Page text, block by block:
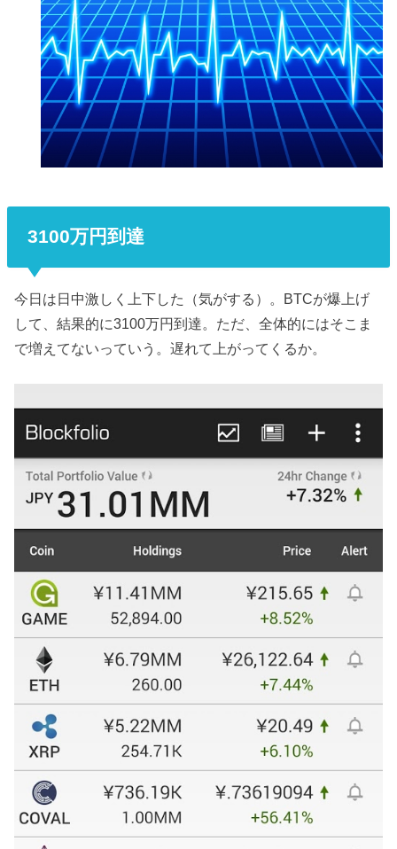
3100万円到達
今日は日中激しく上下した（気がする）。BTCが爆上げ
して、結果的に3100万円到達。ただ、全体的にはそこま
で増えてないっていう。遅れて上がってくるか。